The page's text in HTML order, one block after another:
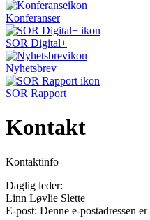
Konferanser
SOR Digital+
Nyhetsbrev
SOR Rapport
Kontakt
Kontaktinfo
Daglig leder:
Linn Løvlie Slette
E-post: Denne e-postadressen